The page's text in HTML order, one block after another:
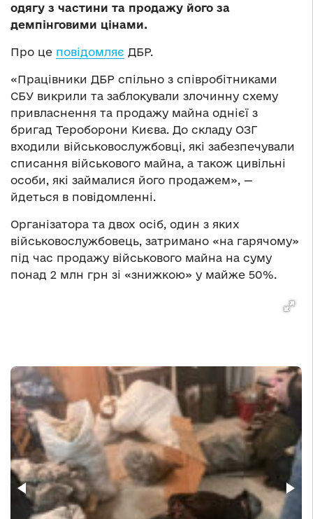
одягу з частини та продажу його за
демпінговими цінами.
Про це повідомляє ДБР.
«Працівники ДБР спільно з співробітниками
СБУ викрили та заблокували злочинну схему
привласнення та продажу майна однієї з
бригад Тероборони Києва. До складу ОЗГ
входили військовослужбовці, які забезпечували
списання військового майна, а також цивільні
особи, які займалися його продажем», —
йдеться в повідомленні.
Організатора та двох осіб, один з яких
військовослужбовець, затримано «на гарячому»
під час продажу військового майна на суму
понад 2 млн грн зі «знижкою» у майже 50%.